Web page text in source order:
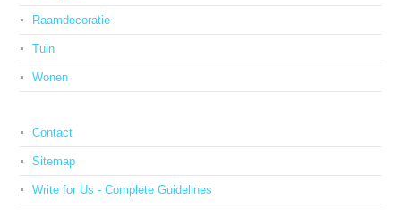
Raamdecoratie
Tuin
Wonen
Contact
Sitemap
Write for Us - Complete Guidelines